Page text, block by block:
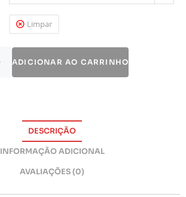
Limpar
ADICIONAR AO CARRINHO
DESCRIÇÃO
INFORMAÇÃO ADICIONAL
AVALIAÇÕES (0)